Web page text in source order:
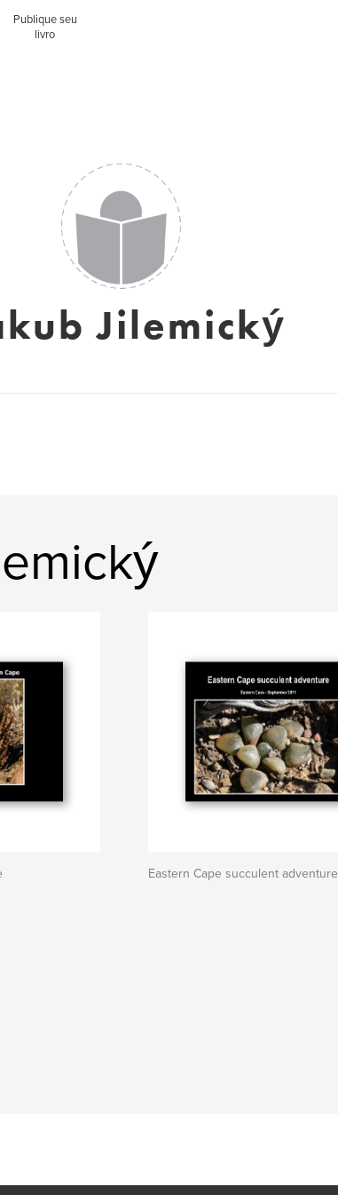
Publique seu
livro
Jilemický
Eastern Cape succulent adventure